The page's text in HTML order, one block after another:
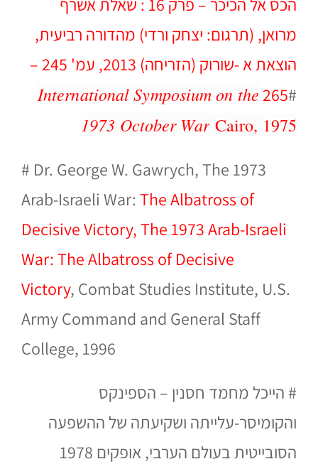
מרואן, (תרגום: יצחק ורדי) מהדורה רביעית,
הוצאת א -שורוק (הזריחה) 2013, עמ' 245 –
265#
International Symposium on the
1973 October WarCairo, 1975
# Dr. George W. Gawrych, The 1973
Arab-Israeli War: The Albatross of
Decisive Victory, The 1973 Arab-Israeli
War: The Albatross of Decisive
Victory, Combat Studies Institute, U.S.
Army Command and General Staff
College, 1996
#הייכל מחמד חסנין – הספינקס
והקומיסר-עלייתה ושקיעתה של ההשפעה
הסובייטית בעולם הערבי, אופקים 1978